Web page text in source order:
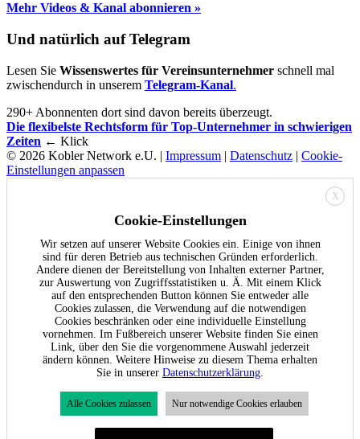
Mehr Videos & Kanal abonnieren »
Und natürlich auf Telegram
Lesen Sie Wissenswertes für Vereinsunternehmer schnell mal
zwischendurch in unserem Telegram-Kanal.
290+ Abonnenten dort sind davon bereits überzeugt.
Die flexibelste Rechtsform für Top-Unternehmer in schwierigen
Zeiten ← Klick
© 2026 Kobler Network e.U. | Impressum | Datenschutz | Cookie-
Einstellungen anpassen
X
Cookie-Einstellungen
Wir setzen auf unserer Website Cookies ein. Einige von ihnen
sind für deren Betrieb aus technischen Gründen erforderlich.
Andere dienen der Bereitstellung von Inhalten externer Partner,
zur Auswertung von Zugriffsstatistiken u. Ä. Mit einem Klick
auf den entsprechenden Button können Sie entweder alle
Cookies zulassen, die Verwendung auf die notwendigen
Cookies beschränken oder eine individuelle Einstellung
vornehmen. Im Fußbereich unserer Website finden Sie einen
Link, über den Sie die vorgenommene Auswahl jederzeit
ändern können. Weitere Hinweise zu diesem Thema erhalten
Sie in unserer Datenschutzerklärung
Alle Cookies zulassen Nur notwendige Cookies erlauben